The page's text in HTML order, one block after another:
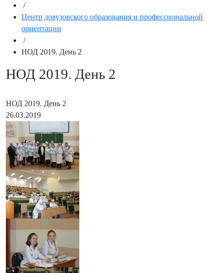
/
Центр довузовского образования и профессиональной
ориентации
/
НОД 2019. День 2
НОД 2019. День 2
НОД 2019. День 2
26.03.2019